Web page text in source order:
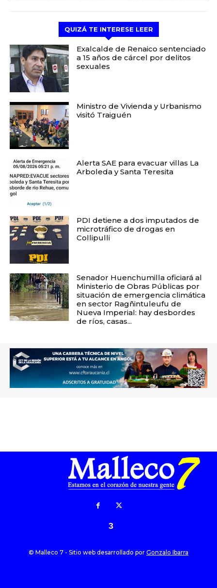
QUIZÁ TE INTERESE LEER
Exalcalde de Renaico sentenciado
a 15 años de cárcel por delitos
sexuales
Ministro de Vivienda y Urbanismo
visitó Traiguén
Alerta SAE para evacuar villas La
Arboleda y Santa Teresita
PDI detiene a dos imputados de
microtráfico de drogas en
Collipulli
Senador Huenchumilla oficiará al
Ministerio de Obras Públicas por
situación de emergencia climática
en sector Ragñintuleufu de
Nueva Imperial: hay desbordes
de ríos, casas...
3
© Malleco 7 - Sitio web desarrollado por Gonzalo Ibarra